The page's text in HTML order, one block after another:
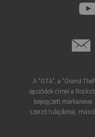
A "GTA", a "Grand
epizódok címei a
bejegyzett
szerző tulajdonai,